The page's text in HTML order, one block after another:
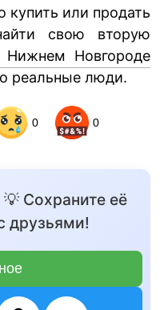
или продать
свою вторую
Нижнем Новгороде
реальные люди.
0 0
Сохраните её
друзьями!